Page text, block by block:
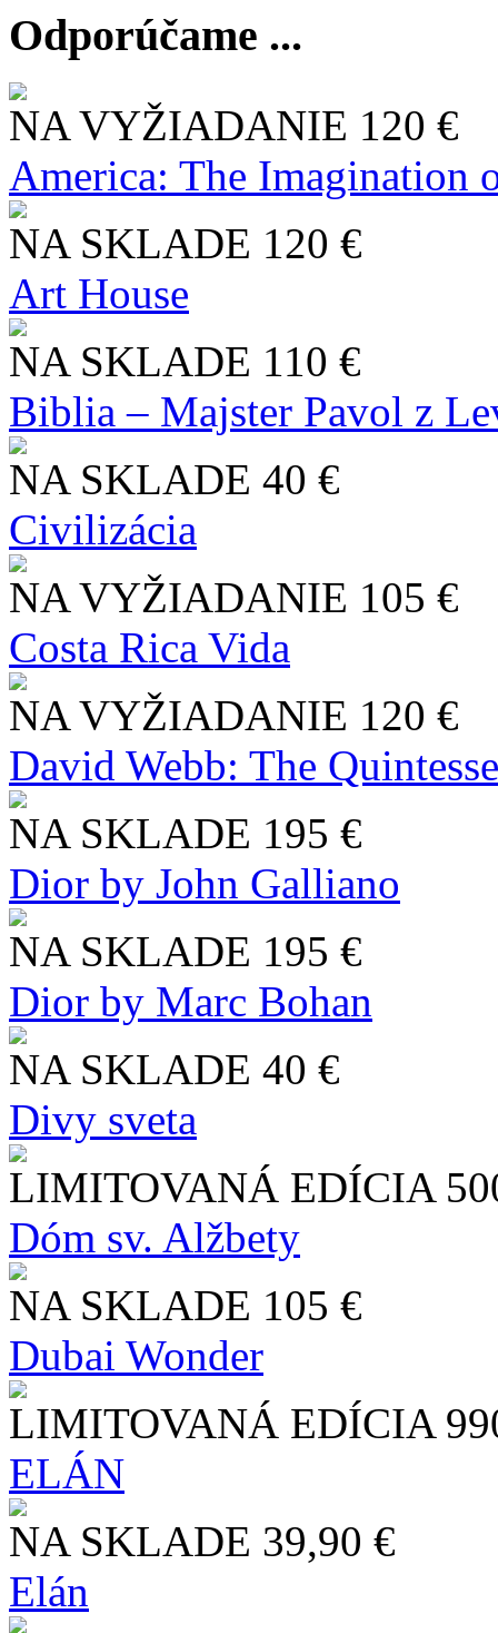
Odporúčame ...
NA VYŽIADANIE 120 €
America: The Imagination
NA SKLADE 120 €
Art House
NA SKLADE 110 €
Biblia – Majster Pavol z
NA SKLADE 40 €
Civilizácia
NA VYŽIADANIE 105 €
Costa Rica Vida
NA VYŽIADANIE 120 €
David Webb: The
NA SKLADE 195 €
Dior by John Galliano
NA SKLADE 195 €
Dior by Marc Bohan
NA SKLADE 40 €
Divy sveta
LIMITOVANÁ EDÍCIA
Dóm sv. Alžbety
NA SKLADE 105 €
Dubai Wonder
LIMITOVANÁ EDÍCIA
ELÁN
NA SKLADE 39,90 €
Elán